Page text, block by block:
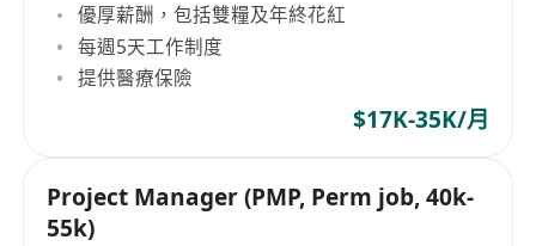
優厚薪酬，包括雙糧及年終花紅
每週5天工作制度
提供醫療保險
$17K-35K/月
Project Manager (PMP, Perm job, 40k-
55k)